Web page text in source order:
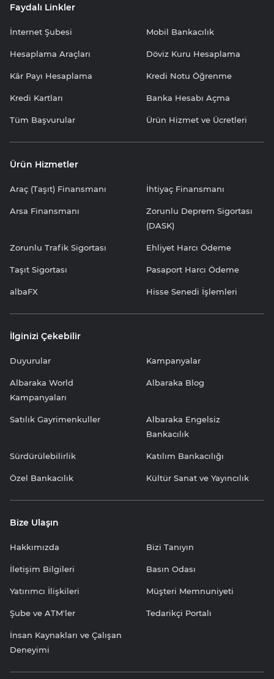
Faydalı Linkler
İnternet Şubesi Mobil Bankacılık
Hesaplama Araçları Döviz Kuru Hesaplama
Kâr Payı Hesaplama Kredi Notu Öğrenme
Kredi Kartları Banka Hesabı Açma
Tüm Başvurular Ürün Hizmet ve Ücretleri
Ürün Hizmetler
Araç (Taşıt) Finansmanı İhtiyaç Finansmanı
Arsa Finansmanı
Zorunlu Deprem Sigortası
(DASK)
Zorunlu Trafik Sigortası Ehliyet Harcı Ödeme
Taşıt Sigortası Pasaport Harcı Ödeme
albaFX Hisse Senedi İşlemleri
İlginizi Çekebilir
Duyurular Kampanyalar
Albaraka World
Kampanyaları
Albaraka Blog
Satılık Gayrimenkuller
Albaraka Engelsiz
Bankacılık
Sürdürülebilirlik Katılım Bankacılığı
Özel Bankacılık Kültür Sanat ve Yayıncılık
Bize Ulaşın
Hakkımızda Bizi Tanıyın
İletişim Bilgileri Basın Odası
Yatırımcı İlişkileri Müşteri Memnuniyeti
Şube ve ATM'ler Tedarikçi Portalı
İnsan Kaynakları ve Çalışan
Deneyimi